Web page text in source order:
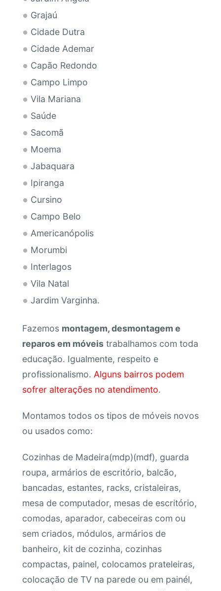
Grajaú
Cidade Dutra
Cidade Ademar
Capão Redondo
Campo Limpo
Vila Mariana
Saúde
Sacomã
Moema
Jabaquara
Ipiranga
Cursino
Campo Belo
Americanópolis
Morumbi
Interlagos
Vila Natal
Jardim Varginha.
Fazemos montagem, desmontagem e
reparos em móveistrabalhamos com toda
educação. Igualmente, respeito e
profissionalismo. Alguns bairros podem
sofrer alterações no atendimento.
Montamos todos os tipos de móveis novos
ou usados como:
Cozinhas de Madeira(mdp)(mdf), guarda
roupa, armários de escritório, balcão,
bancadas, estantes, racks, cristaleiras,
mesa de computador, mesas de escritório,
comodas, aparador, cabeceiras com ou
sem criados, módulos, armários de
banheiro, kit de cozinha, cozinhas
compactas, painel, colocamos prateleiras,
colocação de TV na parede ou em painél,